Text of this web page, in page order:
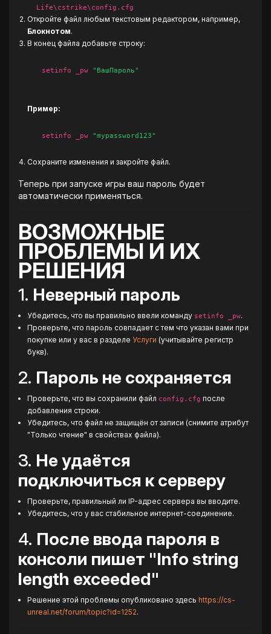
Life\cstrike\config.cfg
Откройте файл любым текстовым редактором, например,
Блокнотом.
В конец файла добавьте строку:
setinfo _pw "ВашПароль"
Пример:
setinfo _pw "mypassword123"
Сохраните изменения и закройте файл.
Теперь при запуске игры ваш пароль будет
автоматически применяться.
ВОЗМОЖНЫЕ
ПРОБЛЕМЫ И ИХ
РЕШЕНИЯ
1. Неверный пароль
Убедитесь, что вы правильно ввели команду setinfo _pw.
Проверьте, что пароль совпадает с тем что указан вами при
покупке или у вас в разделе Услуги (учитывайте регистр
букв).
2. Пароль не сохраняется
Проверьте, что вы сохранили файл config.cfg после
добавления строки.
Убедитесь, что файл не защищён от записи (снимите атрибут
"Только чтение" в свойствах файла).
3. Не удаётся
подключиться к серверу
Проверьте, правильный ли IP-адрес сервера вы вводите.
Убедитесь, что у вас стабильное интернет-соединение.
4. После ввода пароля в
консоли пишет "Info string
length exceeded"
Решение этой проблемы опубликовано здесь https://cs-
unreal.net/forum/topic?id=1252.